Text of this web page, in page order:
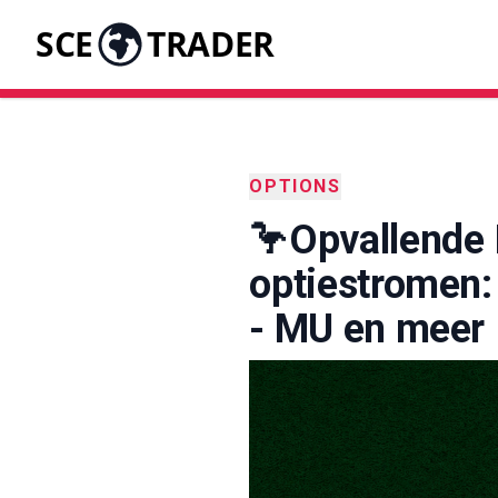
SCE TRADER
OPTIONS
optiestromen:
- MU en meer